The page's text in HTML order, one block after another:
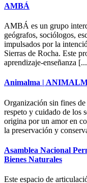
AMBÁ
AMBÁ es un grupo
geógrafos, sociólogos,
impulsados por la
Sierras de Rocha. Este
aprendizaje-enseñanza
Animalma |
Organización sin fines
respeto y cuidado de los
origina por un amor en
la preservación y
Asamblea Nacional
Bienes Naturales
Este espacio de